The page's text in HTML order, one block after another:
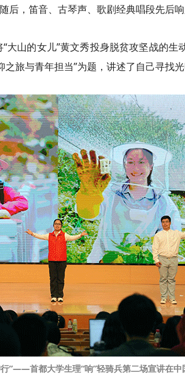
后，笛音、古琴声、歌剧经典唱段先后
大山的女儿”黄文秀投身脱贫攻坚战的生
之旅与青年担当”为题，讲述了自己寻找
”——首都大学生理“响”轻骑兵第二场宣讲在